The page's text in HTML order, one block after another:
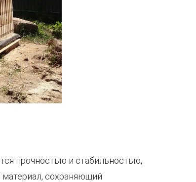
прочностью и стабильностью,
материал, сохраняющий